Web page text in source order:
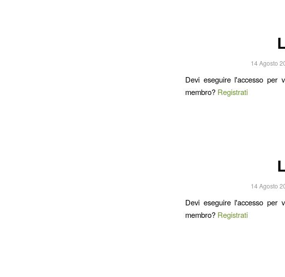
14 Agosto
Devi eseguire l'accesso per
membro? Registrati
14 Agosto
Devi eseguire l'accesso per
membro? Registrati